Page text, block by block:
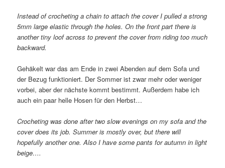
Instead of crocheting a chain to attach the cover I pulled a strong
5mm large elastic through the holes. On the front part there is
another tiny loof across to prevent the cover from riding too much
backward.
Gehäkelt war das am Ende in zwei Abenden auf dem Sofa und
der Bezug funktioniert. Der Sommer ist zwar mehr oder weniger
vorbei, aber der nächste kommt bestimmt. Außerdem habe ich
auch ein paar helle Hosen für den Herbst…
Crocheting was done after two slow evenings on my sofa and the
cover does its job. Summer is mostly over, but there will
hopefully another one. Also I have some pants for autumn in light
beige….